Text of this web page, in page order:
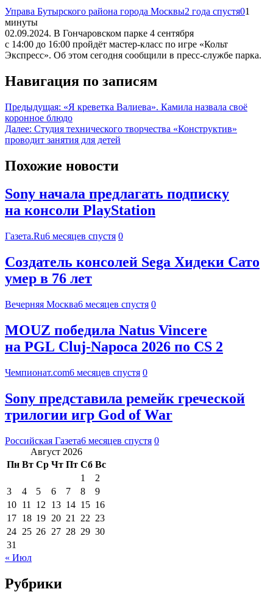
Управа Бутырского района города Москвы2 года спустя01
минуты
02.09.2024. В Гончаровском парке 4 сентября
с 14:00 до 16:00 пройдёт мастер-класс по игре «Кольт
Экспресс». Об этом сегодня сообщили в пресс-службе парка.
Навигация по записям
Предыдущая: «Я креветка Валиева». Камила назвала своё
коронное блюдо
Далее: Студия технического творчества «Конструктив»
проводит занятия для детей
Похожие новости
Sony начала предлагать подписку
на консоли PlayStation
Газета.Ru6 месяцев спустя 0
Создатель консолей Sega Хидеки Сато
умер в 76 лет
Вечерняя Москва6 месяцев спустя 0
MOUZ победила Natus Vincere
на PGL Cluj-Napoca 2026 по CS 2
Чемпионат.com6 месяцев спустя 0
Sony представила ремейк греческой
трилогии игр God of War
Российская Газета6 месяцев спустя 0
Август 2026
Пн Вт Ср Чт Пт Сб Вс
1
2
3
4 5 6 7 8
9
10 11 12 13 14 15 16
17 18 19 20 21 22 23
24 25 26 27 28 29 30
31
« Июл
Рубрики